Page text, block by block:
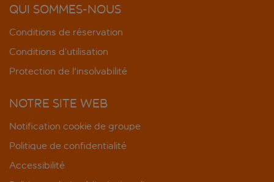
QUI SOMMES-NOUS
Conditions de réservation
Conditions d’utilisation
Protection de l'insolvabilité
NOTRE SITE WEB
Notification cookie de groupe
Politique de confidentialité
Accessibilité